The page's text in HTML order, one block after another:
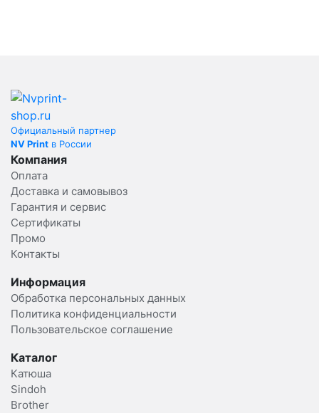
Официальный партнер
NV Print в России
Компания
Оплата
Доставка и самовывоз
Гарантия и сервис
Сертификаты
Промо
Контакты
Информация
Обработка персональных данных
Политика конфиденциальности
Пользовательское соглашение
Каталог
Катюша
Sindoh
Brother